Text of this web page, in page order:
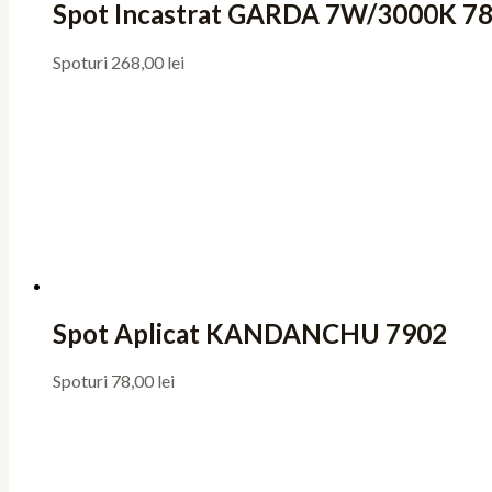
Spot Incastrat GARDA 7W/3000K
Spoturi 268,00 lei
Spot Aplicat KANDANCHU 7902
Spoturi 78,00 lei